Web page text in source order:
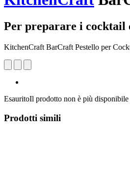
Per preparare i cocktail
KitchenCraft BarCraft Pestello per
EsauritoIl prodotto non è più disponibile
Prodotti simili